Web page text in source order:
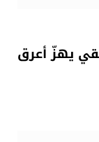
يهزّ أعرق